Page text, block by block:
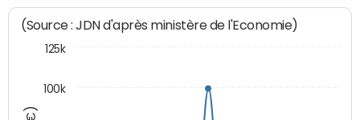
(Source : JDN d'après ministère de l'Economie)
100k
125k